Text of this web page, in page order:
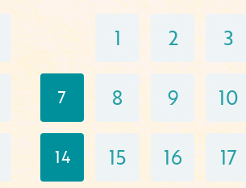
1
2 3
7 8 9 10
14 15 16 17